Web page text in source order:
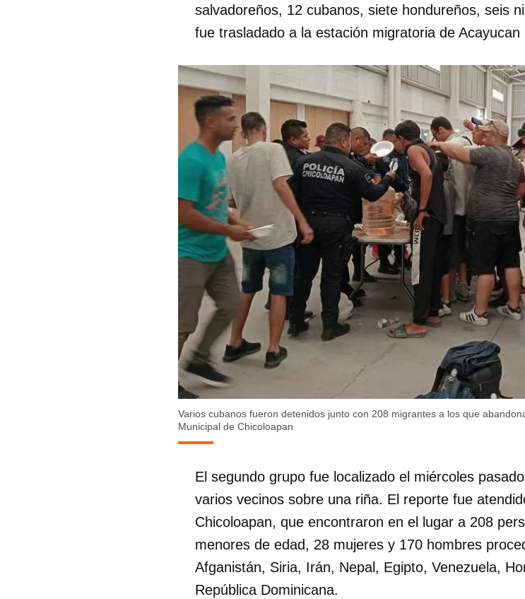
Guardar como favorito
Para poder guardar como favorito, primero
cuenta de 14ymedio.
INICIAR
salvadoreños, 12 cubanos, siete hondureños, seis
fue trasladado a la estación migratoria de
Varios cubanos fueron detenidos junto con 208 migrantes a los que
Municipal de Chicoloapan
El segundo grupo fue localizado el miércoles
varios vecinos sobre una riña. El reporte fue
Chicoloapan, que encontraron en el lugar a 208
menores de edad, 28 mujeres y 170 hombres
Afganistán, Siria, Irán, Nepal, Egipto, Venezuela,
República Dominicana.